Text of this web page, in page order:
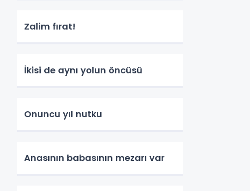
Zalim fırat!
İkisi de aynı yolun öncüsü
Onuncu yıl nutku
Anasının babasının mezarı var